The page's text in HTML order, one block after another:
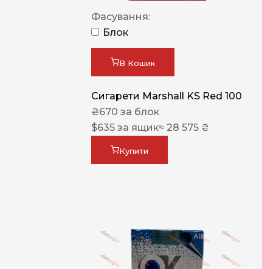
Фасування:
Блок
В Кошик
Сигарети Marshall KS Red 100
₴670 за блок
$635 за ящик≈ 28 575 ₴
Купити